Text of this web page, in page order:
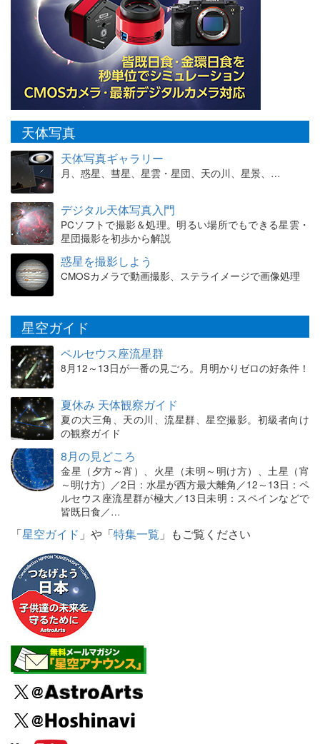
天体写真
天体写真ギャラリー
月、惑星、彗星、星雲・星団、天の川、星景、…
デジタル天体写真入門
PCソフトで撮影＆処理。明るい場所でもできる星雲・
星団撮影を初歩から解説
惑星を撮影しよう
CMOSカメラで動画撮影、ステライメージで画像処理
星空ガイド
ペルセウス座流星群
8月12～13日が一番の見ごろ。月明かりゼロの好条件！
夏休み 天体観察ガイド
夏の大三角、天の川、流星群、星空撮影。初級者向け
の観察ガイド
8月の見どころ
金星（夕方～宵）、火星（未明～明け方）、土星（宵
～明け方）／2日：水星が西方最大離角／12～13日：ペ
ルセウス座流星群が極大／13日未明：スペインなどで
皆既日食／…
「星空ガイド 」や「特集一覧 」もご覧ください